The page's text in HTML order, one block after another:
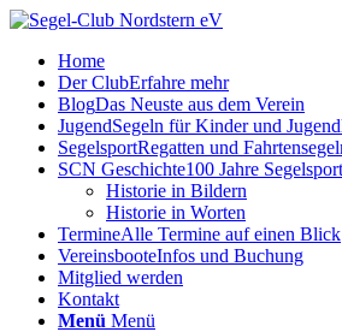
Home
Der ClubErfahre mehr
BlogDas Neuste aus dem Verein
JugendSegeln für Kinder und
SegelsportRegatten und
SCN Geschichte100 Jahre Segelsport
Historie in Bildern
Historie in Worten
TermineAlle Termine auf einen Blick
VereinsbooteInfos und Buchung
Mitglied werden
Kontakt
Menü Menü